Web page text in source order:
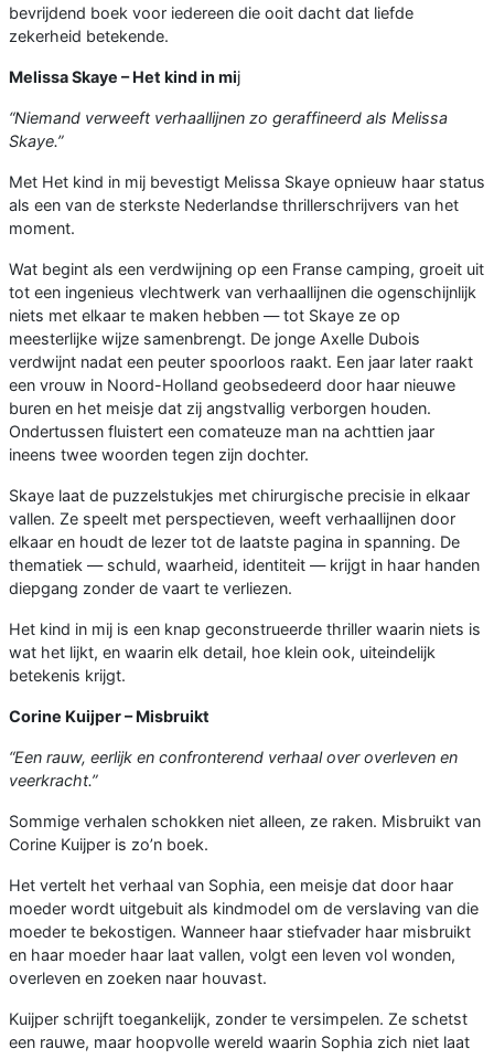
bevrijdend boek voor iedereen die ooit dacht dat liefde
zekerheid betekende.
Melissa Skaye – Het kind in mij
“Niemand verweeft verhaallijnen zo geraffineerd als Melissa
Skaye.”
Met Het kind in mij bevestigt Melissa Skaye opnieuw haar status
als een van de sterkste Nederlandse thrillerschrijvers van het
moment.
Wat begint als een verdwijning op een Franse camping, groeit uit
tot een ingenieus vlechtwerk van verhaallijnen die ogenschijnlijk
niets met elkaar te maken hebben — tot Skaye ze op
meesterlijke wijze samenbrengt. De jonge Axelle Dubois
verdwijnt nadat een peuter spoorloos raakt. Een jaar later raakt
een vrouw in Noord-Holland geobsedeerd door haar nieuwe
buren en het meisje dat zij angstvallig verborgen houden.
Ondertussen fluistert een comateuze man na achttien jaar
ineens twee woorden tegen zijn dochter.
Skaye laat de puzzelstukjes met chirurgische precisie in elkaar
vallen. Ze speelt met perspectieven, weeft verhaallijnen door
elkaar en houdt de lezer tot de laatste pagina in spanning. De
thematiek — schuld, waarheid, identiteit — krijgt in haar handen
diepgang zonder de vaart te verliezen.
Het kind in mij is een knap geconstrueerde thriller waarin niets is
wat het lijkt, en waarin elk detail, hoe klein ook, uiteindelijk
betekenis krijgt.
Corine Kuijper – Misbruikt
“Een rauw, eerlijk en confronterend verhaal over overleven en
veerkracht.”
Sommige verhalen schokken niet alleen, ze raken. Misbruikt van
Corine Kuijper is zo’n boek.
Het vertelt het verhaal van Sophia, een meisje dat door haar
moeder wordt uitgebuit als kindmodel om de verslaving van die
moeder te bekostigen. Wanneer haar stiefvader haar misbruikt
en haar moeder haar laat vallen, volgt een leven vol wonden,
overleven en zoeken naar houvast.
Kuijper schrijft toegankelijk, zonder te versimpelen. Ze schetst
een rauwe, maar hoopvolle wereld waarin Sophia zich niet laat